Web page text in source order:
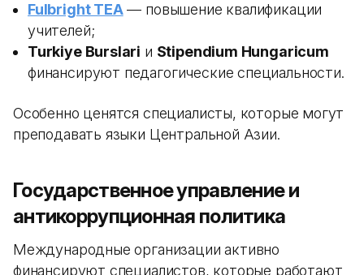
Fulbright TEA— повышение квалификации
учителей;
Turkiye Burslari и Stipendium Hungaricum
финансируют педагогические специальности.
Особенно ценятся специалисты, которые могут
преподавать языки Центральной Азии.
Государственное управление и
антикоррупционная политика
Международные организации активно
финансируют специалистов, которые работают